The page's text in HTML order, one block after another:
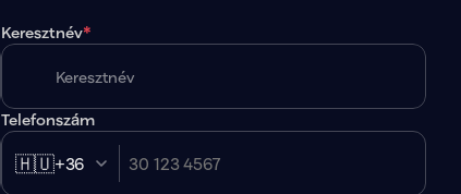
Keresztnév*
Telefonszám
🇭🇺+36